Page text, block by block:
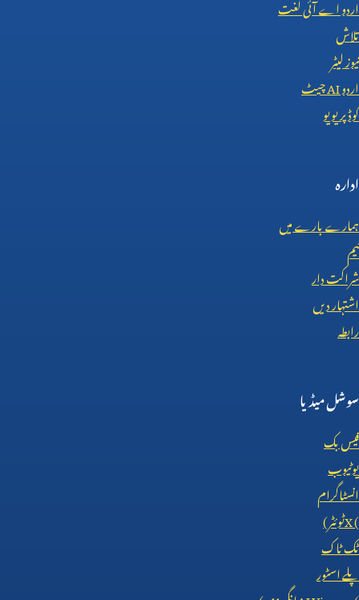
اردو اے آئی لغت
تلاش
نیوز لیٹر
اردوAIچیٹ
کوڈ پریویو
ادارہ
ہمارے بارے میں
ٹیم
شراکت دار
اشتہار دیں
رابطہ
سوشل میڈیا
فیس بک
یوٹیوب
انسٹاگرام
X (ٹوئٹر)
ٹک ٹاک
پلے اسٹور